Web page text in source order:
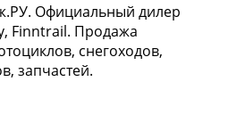
Официальный дилер
Finntrail. Продажа
снегоходов,
запчастей.